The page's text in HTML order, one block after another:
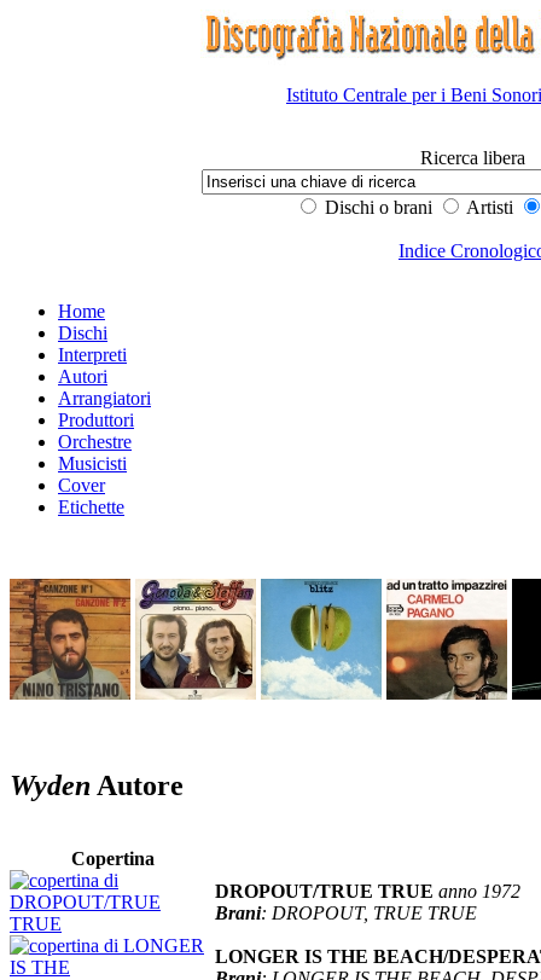
Istituto Centrale per i Beni
Ricerca libera
Dischi o brani Artisti
Indice
Home
Dischi
Interpreti
Autori
Arrangiatori
Produttori
Orchestre
Musicisti
Cover
Etichette
Wyden Autore
Copertina
DROPOUT/TRUE TRUE anno 1972
Brani: DROPOUT, TRUE TRUE
LONGER IS THE BEACH/